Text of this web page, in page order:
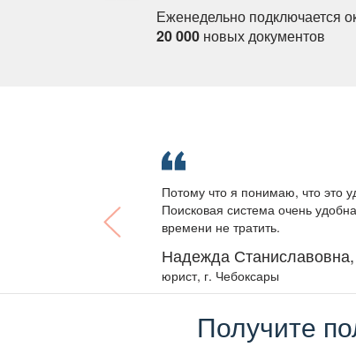
Еженедельно подключается
20 000 новых документо
Потому что я понимаю, что это
Поисковая система очень
ремени не тратить.
Надежда Станиславовна,
юрист, г. Чебоксары
Получите